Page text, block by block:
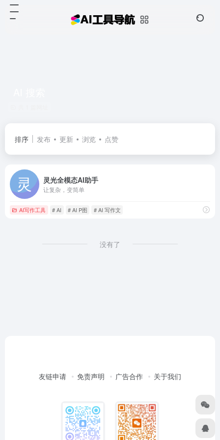
排序 发布 更新 浏览 点赞
灵光全模态AI助手
让复杂，变简单
AI写作工具 # AI # AI P图 # AI 写作文
没有了
友链申请 免责声明 广告合作 关于我们